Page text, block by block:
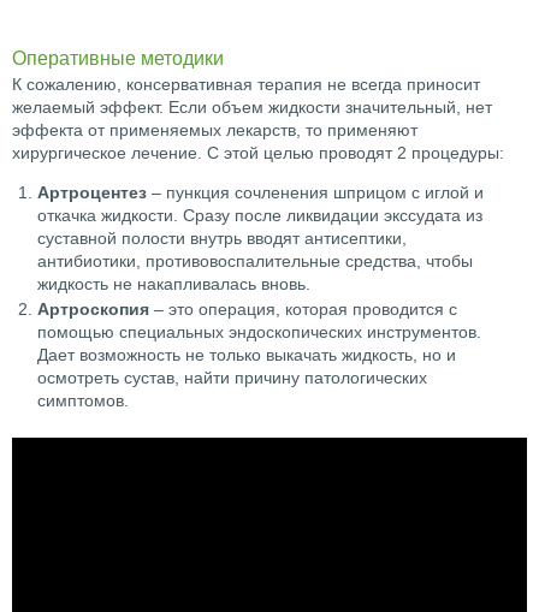
Оперативные методики
К сожалению, консервативная терапия не всегда приносит
желаемый эффект. Если объем жидкости значительный, нет
эффекта от применяемых лекарств, то применяют
хирургическое лечение. С этой целью проводят 2 процедуры:
Артроцентез – пункция сочленения шприцом с иглой и
откачка жидкости. Сразу после ликвидации экссудата из
суставной полости внутрь вводят антисептики,
антибиотики, противовоспалительные средства, чтобы
жидкость не накапливалась вновь.
Артроскопия – это операция, которая проводится с
помощью специальных эндоскопических инструментов.
Дает возможность не только выкачать жидкость, но и
осмотреть сустав, найти причину патологических
симптомов.